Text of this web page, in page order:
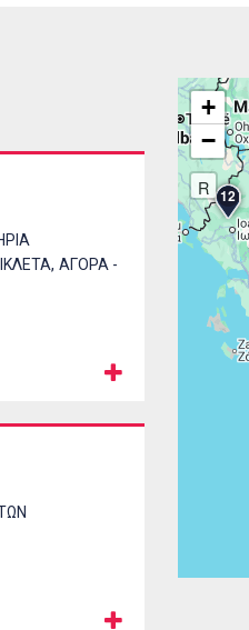
, ΑΓΟΡΑ -
12
+
−
R